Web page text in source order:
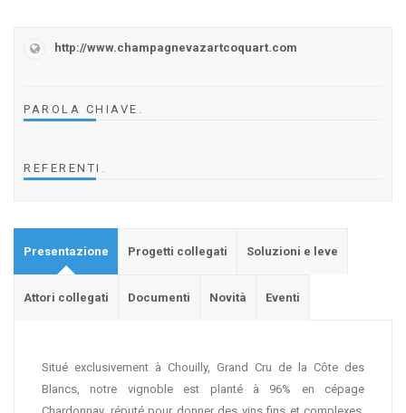
http://www.champagnevazartcoquart.com
PAROLA CHIAVE .
REFERENTI .
Presentazione Progetti collegati Soluzioni e leve
Attori collegati Documenti Novità Eventi
Situé exclusivement à Chouilly, Grand Cru de la Côte des
Blancs, notre vignoble est planté à 96% en cépage